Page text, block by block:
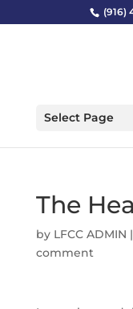
(916)
Select Page
The
by LFCC ADMIN |
comment